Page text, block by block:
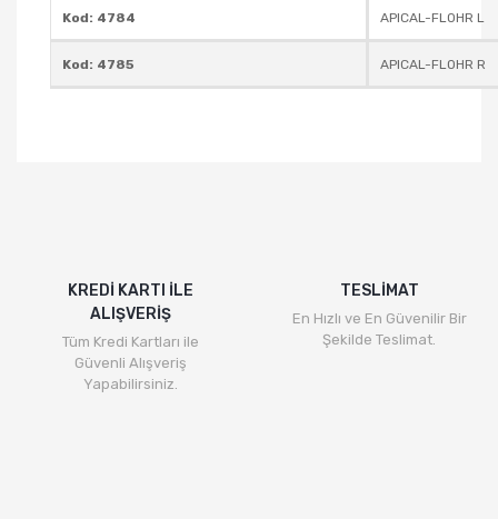
Kod: 4784 APICAL-FLOHR L
Kod: 4785 APICAL-FLOHR R
KREDİ KARTI İLE
ALIŞVERİŞ
Tüm Kredi Kartları ile
Güvenli Alışveriş
Yapabilirsiniz.
TESLİMAT
En Hızlı ve En Güvenilir Bir
Şekilde Teslimat.